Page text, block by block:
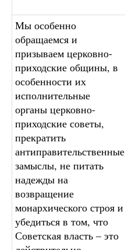
Мы особенно
обращаемся и
призываем церковно-
приходские общины, в
особенности их
исполнительные
органы церковно-
приходские советы,
прекратить
антиправительственные
замыслы, не питать
надежды на
возвращение
монархического строя и
убедиться в том, что
Советская власть – это